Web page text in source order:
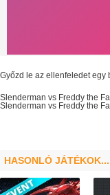
Győzd le az ellenfeledet egy
Slenderman vs Freddy the
Slenderman vs Freddy the
HASONLÓ